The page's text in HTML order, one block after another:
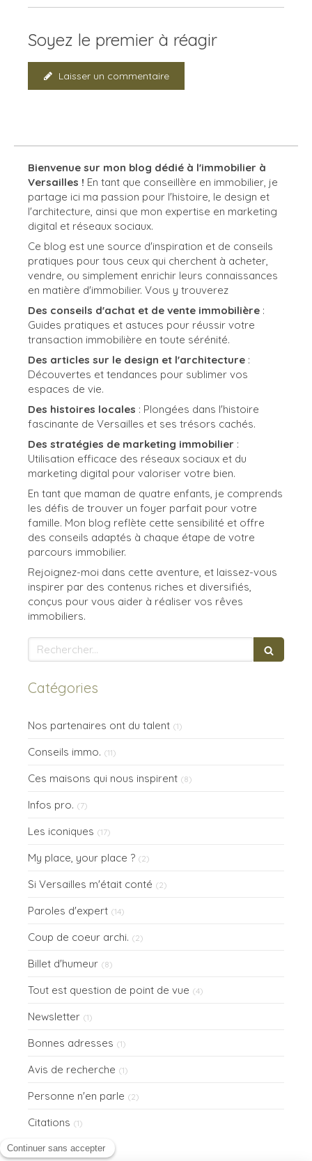
Soyez le premier à réagir
Laisser un commentaire
Bienvenue sur mon blog dédié à l'immobilier à
Versailles ! En tant que conseillère en immobilier, je
partage ici ma passion pour l'histoire, le design et
l'architecture, ainsi que mon expertise en marketing
digital et réseaux sociaux.
Ce blog est une source d'inspiration et de conseils
pratiques pour tous ceux qui cherchent à acheter,
vendre, ou simplement enrichir leurs connaissances
en matière d'immobilier. Vous y trouverez
Des conseils d'achat et de vente immobilière :
Guides pratiques et astuces pour réussir votre
transaction immobilière en toute sérénité.
Des articles sur le design et l'architecture :
Découvertes et tendances pour sublimer vos
espaces de vie.
Des histoires locales : Plongées dans l'histoire
fascinante de Versailles et ses trésors cachés.
Des stratégies de marketing immobilier :
Utilisation efficace des réseaux sociaux et du
marketing digital pour valoriser votre bien.
En tant que maman de quatre enfants, je comprends
les défis de trouver un foyer parfait pour votre
famille. Mon blog reflète cette sensibilité et offre
des conseils adaptés à chaque étape de votre
parcours immobilier.
Rejoignez-moi dans cette aventure, et laissez-vous
inspirer par des contenus riches et diversifiés,
conçus pour vous aider à réaliser vos rêves
immobiliers.
Rechercher
Catégories
Nos partenaires ont du talent (1)
Conseils immo. (11)
Ces maisons qui nous inspirent (8)
Infos pro. (7)
Les iconiques (17)
My place, your place ? (2)
Si Versailles m'était conté (2)
Paroles d'expert (14)
Coup de coeur archi. (2)
Billet d'humeur (8)
Tout est question de point de vue (4)
Newsletter (1)
Bonnes adresses (1)
Avis de recherche (1)
Personne n'en parle (2)
Citations (1)